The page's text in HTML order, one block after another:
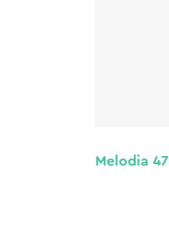
Melodia 47